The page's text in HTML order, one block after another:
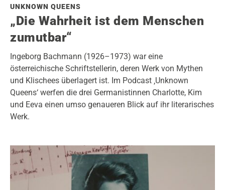
UNKNOWN QUEENS
„Die Wahrheit ist dem Menschen
zumutbar“
Ingeborg Bachmann (1926–1973) war eine
österreichische Schriftstellerin, deren Werk von Mythen
und Klischees überlagert ist. Im Podcast ‚Unknown
Queens‘ werfen die drei Germanistinnen Charlotte, Kim
und Eeva einen umso genaueren Blick auf ihr literarisches
Werk.